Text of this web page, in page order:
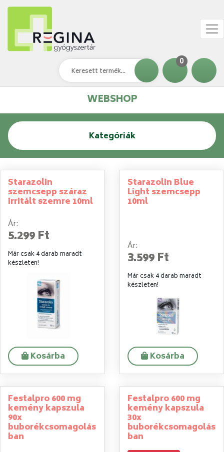
0
WEBSHOP
Kategóriák
Starazolin
szemcsepp száraz
irritált szemre 10ml
Ár:
5.299 Ft
Már csak 4 darab maradt
készleten!
Kosárba
Starazolin Blue
Light szemcsepp
10ml
Ár:
3.599 Ft
Már csak 4 darab maradt
készleten!
Kosárba
Festalpro 600 mg
kemény kapszula
90x
buborékcsomagolás
ban
Festalpro 600 mg
kemény kapszula
30x
buborékcsomagolás
ban